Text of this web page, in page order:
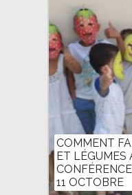
COMMENT
ET LÉGUMES
11 OCTOBRE